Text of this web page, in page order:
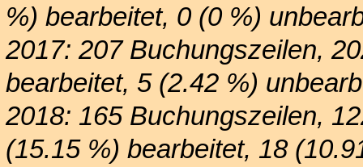
%) bearbeitet, 0 (0 %)
2017: 207 Buchungszeilen,
bearbeitet, 5 (2.42 %)
2018: 165 Buchungszeilen,
(15.15 %) bearbeitet, 18